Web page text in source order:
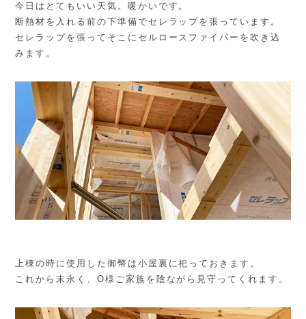
今日はとてもいい天気。暖かいです。
断熱材を入れる前の下準備でセレラップを張っています。
セレラップを張ってそこにセルロースファイバーを吹き込
みます。
上棟の時に使用した御幣は小屋裏に祀っておきます。
これから末永く、O様ご家族を陰ながら見守ってくれます。